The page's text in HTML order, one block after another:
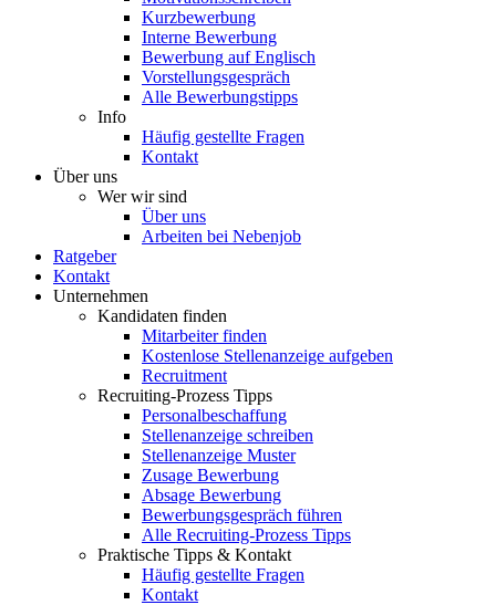
Kurzbewerbung
Interne Bewerbung
Bewerbung auf Englisch
Vorstellungsgespräch
Alle Bewerbungstipps
Info
Häufig gestellte Fragen
Kontakt
Über uns
Wer wir sind
Über uns
Arbeiten bei Nebenjob
Ratgeber
Kontakt
Unternehmen
Kandidaten finden
Mitarbeiter finden
Kostenlose Stellenanzeige aufgeben
Recruitment
Recruiting-Prozess Tipps
Personalbeschaffung
Stellenanzeige schreiben
Stellenanzeige Muster
Zusage Bewerbung
Absage Bewerbung
Bewerbungsgespräch führen
Alle Recruiting-Prozess Tipps
Praktische Tipps & Kontakt
Häufig gestellte Fragen
Kontakt